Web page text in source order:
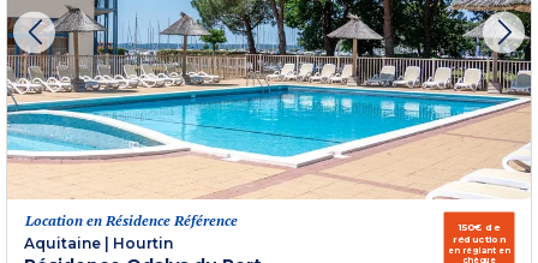
Location en Résidence Référence
Aquitaine
Hourtin
150€ de
réduction
en réglant en
chèque